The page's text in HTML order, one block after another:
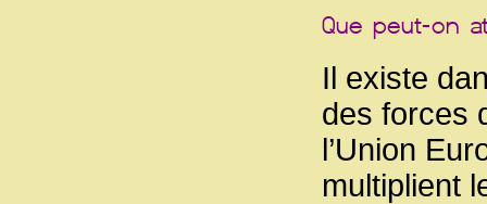
Il existe
des forces
l’Union
multiplient